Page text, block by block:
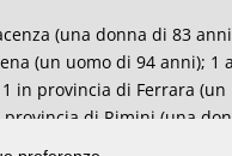
(una donna di 83
(un uomo di 94 anni); 1
in provincia di Ferrara
di Rimini (una
Ravenna. In totale,